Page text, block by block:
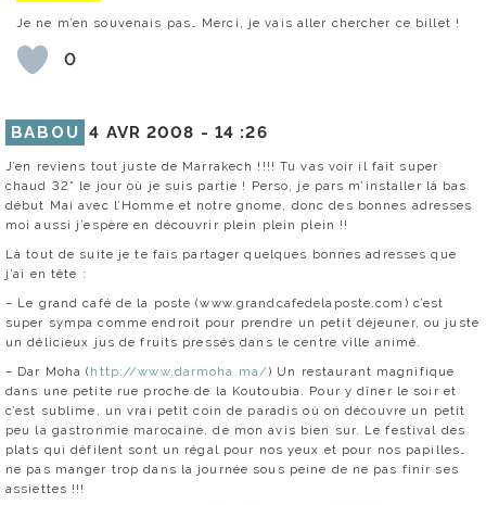
Je ne m’en souvenais pas… Merci, je vais aller chercher ce billet !
0
BABOU 4 AVR 2008 - 14 :26
J’en reviens tout juste de Marrakech !!!! Tu vas voir il fait super
chaud 32° le jour où je suis partie ! Perso, je pars m’installer là bas
début Mai avec l’Homme et notre gnome, donc des bonnes adresses
moi aussi j’espère en découvrir plein plein plein !!
Là tout de suite je te fais partager quelques bonnes adresses que
j’ai en tête :
– Le grand café de la poste (www.grandcafedelaposte.com) c’est
super sympa comme endroit pour prendre un petit déjeuner, ou juste
un délicieux jus de fruits pressés dans le centre ville animé.
– Dar Moha ( http://www.darmoha.ma/) Un restaurant magnifique
dans une petite rue proche de la Koutoubia. Pour y dîner le soir et
c’est sublime, un vrai petit coin de paradis où on découvre un petit
peu la gastronmie marocaine, de mon avis bien sur. Le festival des
plats qui défilent sont un régal pour nos yeux et pour nos papilles…
ne pas manger trop dans la journée sous peine de ne pas finir ses
assiettes !!!